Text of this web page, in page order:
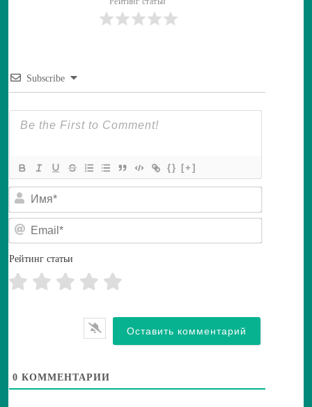
Subscribe
{} [+]
И
я
E
a
Рейтинг статьи
0 КОММЕНТАРИИ